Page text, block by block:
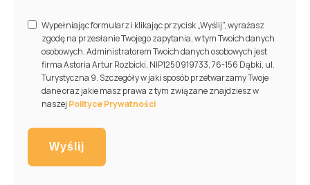
Wypełniając formularz i klikając przycisk „Wyślij”, wyrażasz
zgodę na przesłanie Twojego zapytania, w tym Twoich danych
osobowych. Administratorem Twoich danych osobowych jest
firma Astoria Artur Rozbicki, NIP1250919733, 76-156 Dąbki, ul.
Turystyczna 9. Szczegóły w jaki sposób przetwarzamy Twoje
dane oraz jakie masz prawa z tym związane znajdziesz w
naszej Polityce Prywatności
Wyślij